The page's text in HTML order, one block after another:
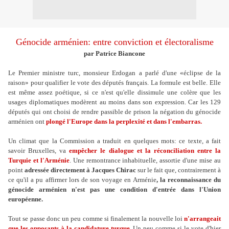
Génocide arménien: entre conviction et électoralisme
par Patrice Biancone
Le Premier ministre turc, monsieur Erdogan a parlé d'une «éclipse de la
raison» pour qualifier le vote des députés français. La formule est belle. Elle
est même assez poétique, si ce n'est qu'elle dissimule une colère que les
usages diplomatiques modèrent au moins dans son expression. Car les 129
députés qui ont choisi de rendre passible de prison la négation du génocide
arménien ont plongé l'Europe dans la perplexité et dans l'embarras.
Un climat que la Commission a traduit en quelques mots: ce texte, a fait
savoir Bruxelles, va empêcher le dialogue et la réconciliation entre la
Turquie et l'Arménie. Une remontrance inhabituelle, assortie d'une mise au
point adressée directement à Jacques Chirac sur le fait que, contrairement à
ce qu'il a pu affirmer lors de son voyage en Arménie, la reconnaissance du
génocide arménien n'est pas une condition d'entrée dans l'Union
européenne.
Tout se passe donc un peu comme si finalement la nouvelle loi n'arrangeait